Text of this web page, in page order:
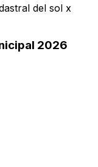
del sol x
2026